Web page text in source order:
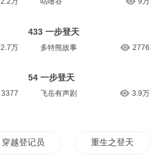
2.7万
3377
433 一步登天
多特熊故事 2776
54 一步登天
飞岳有声剧 3.9万
穿越登记员 重生之登天路